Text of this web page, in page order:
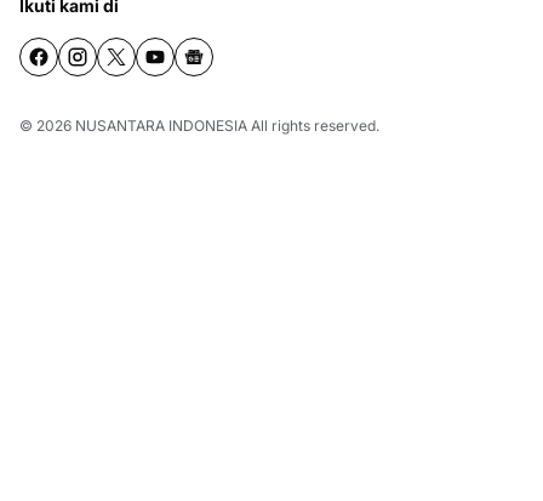
Ikuti kami di
© 2026 NUSANTARA INDONESIA All rights reserved.